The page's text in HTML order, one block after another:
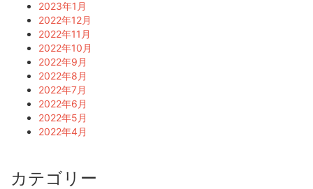
2023年1月
2022年12月
2022年11月
2022年10月
2022年9月
2022年8月
2022年7月
2022年6月
2022年5月
2022年4月
カテゴリー